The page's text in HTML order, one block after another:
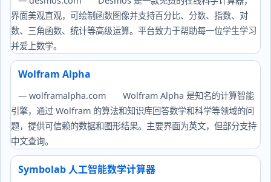
界面美观直观，可绘制函数图像并支持百分比、分数、指数、对
数、三角函数、统计等高级运算。平台致力于帮助每一位学生学习
并爱上数学。
Wolfram Alpha
— wolframalpha.com
Wolfram Alpha 是知名的计算智能
引擎，通过 Wolfram 的算法和知识库回答数学和科学等领域的问
题，提供可信赖的数据和图形结果。主要界面为英文，但部分支持
中文查询。
Symbolab 人工智能数学计算器